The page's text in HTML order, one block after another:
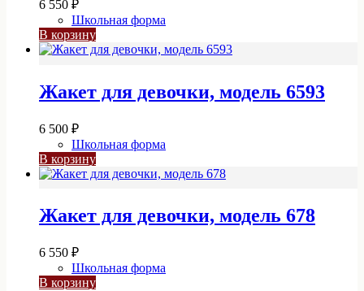
на
товара.
6 550 ₽
Школьная форма
В корзину
Жакет для девочки, модель 6593
6 500 ₽
Школьная форма
В корзину
Жакет для девочки, модель 678
6 550 ₽
Школьная форма
В корзину